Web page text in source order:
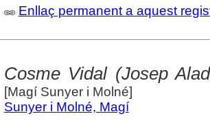
Enllaç permanent a aquest
Cosme Vidal (Josep
[Magí Sunyer i Molné]
Sunyer i Molné, Magí